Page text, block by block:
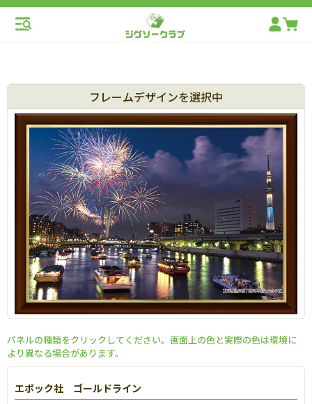
フレームデザインを選択中
パネルの種類をクリックしてください。画面上の色と実際の色は環境に
より異なる場合があります。
エポック社 ゴールドライン